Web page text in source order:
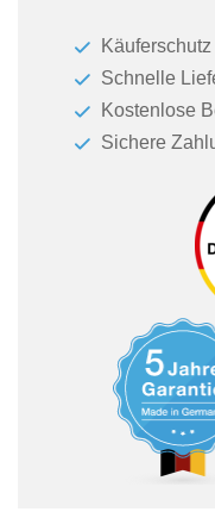
Käuferschutz
Schnelle
Kostenlose
Sichere